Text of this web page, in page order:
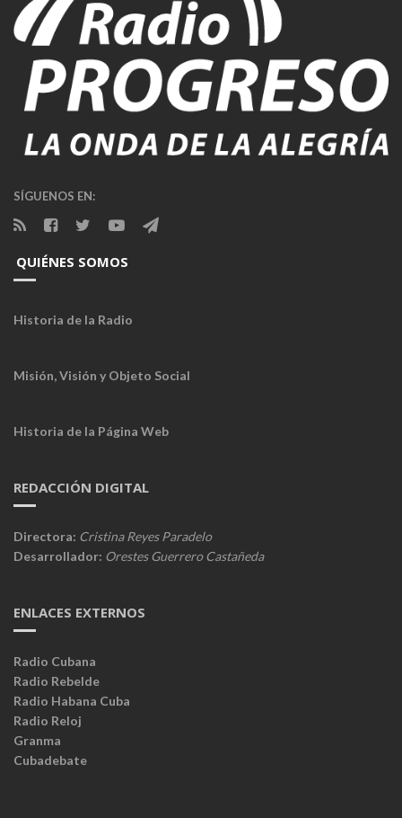
SÍGUENOS EN:
QUIÉNES SOMOS
Historia de la Radio
Misión, Visión y Objeto Social
Historia de la Página Web
REDACCIÓN DIGITAL
Directora: Cristina Reyes Paradelo
Desarrollador: Orestes Guerrero Castañeda
ENLACES EXTERNOS
Radio Cubana
Radio Rebelde
Radio Habana Cuba
Radio Reloj
Granma
Cubadebate